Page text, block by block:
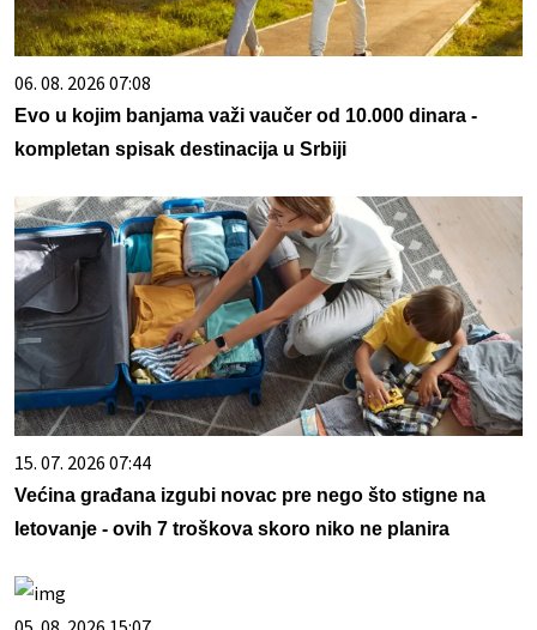
06. 08. 2026 07:08
Evo u kojim banjama važi vaučer od 10.000 dinara -
kompletan spisak destinacija u Srbiji
15. 07. 2026 07:44
Većina građana izgubi novac pre nego što stigne na
letovanje - ovih 7 troškova skoro niko ne planira